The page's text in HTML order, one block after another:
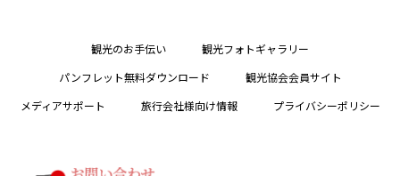
観光のお手伝い
観光フォトギャラリー
パンフレット無料ダウンロード
観光協会会員サイト
メディアサポート
旅行会社様向け情報 プライバシーポリシー